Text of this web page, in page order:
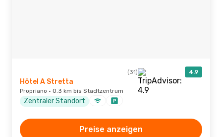
(31) 4.9
Hôtel A Stretta
Propriano · 0.3 km bis Stadtzentrum
Zentraler Standort
Preise anzeigen